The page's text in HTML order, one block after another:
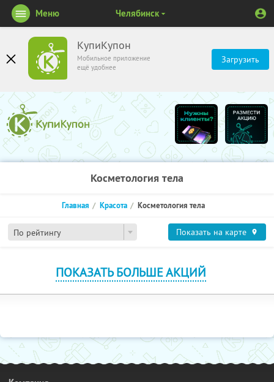
КупиКупон
Мобильное приложение
ещё удобнее
Загрузить
Меню Челябинск
Косметология тела
По рейтингу
Главная Красота Косметология тела
Показать на карте
ПОКАЗАТЬ БОЛЬШЕ АКЦИЙ